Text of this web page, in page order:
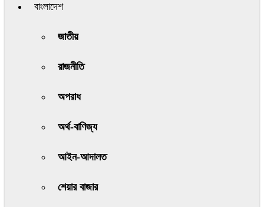
বাংলাদেশ
জাতীয়
রাজনীতি
অপরাধ
অর্থ-বাণিজ্য
আইন-আদালত
শেয়ার বাজার